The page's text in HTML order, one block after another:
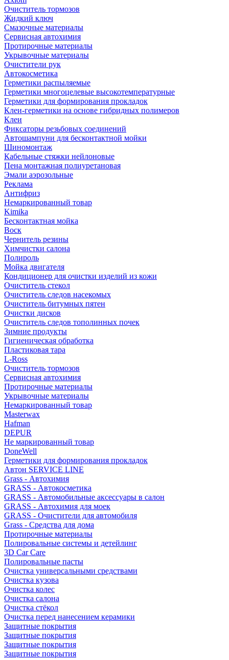
Очиститель тормозов
Жидкий ключ
Смазочные материалы
Сервисная автохимия
Протирочные материалы
Укрывочные материалы
Очистители рук
Автокосметика
Герметики распыляемые
Герметики многоцелевые высокотемпературные
Герметики для формирования прокладок
Клеи-герметики на основе гибридных полимеров
Клеи
Фиксаторы резьбовых соединений
Автошампуни для бесконтактной мойки
Шиномонтаж
Кабельные стяжки нейлоновые
Пена монтажная полиуретановая
Эмали аэрозольные
Реклама
Антифриз
Немаркированный товар
Kimika
Бесконтактная мойка
Воск
Чернитель резины
Химчистки салона
Полироль
Мойка двигателя
Кондиционер для очистки изделий из кожи
Очиститель стекол
Очиститель следов насекомых
Очиститель битумных пятен
Очистки дисков
Очиститель следов тополинных почек
Зимние продукты
Гигиеническая обработка
Пластиковая тара
L-Ross
Очиститель тормозов
Сервисная автохимия
Протирочные материалы
Укрывочные материалы
Немаркированный товар
Masterwax
Hafman
DEPUR
Не маркированный товар
DoneWell
Герметики для формирования прокладок
Автон SERVICE LINE
Grass - Автохимия
GRASS - Автокосметика
GRASS - Автомобильные аксессуары в салон
GRASS - Автохимия для моек
GRASS - Очистители для автомобиля
Grass - Средства для дома
Протирочные материалы
Полировальные системы и детейлинг
3D Car Care
Полировальные пасты
Очистка универсальными средствами
Очистка кузова
Очистка колес
Очистка салона
Очистка стёкол
Очистка перед нанесением керамики
Защитные покрытия
Защитные покрытия
Защитные покрытия
Защитные покрытия